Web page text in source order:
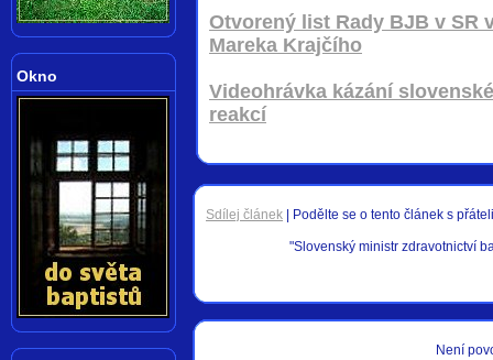
Okno
Otvorený list Rady BJB v SR
Mareka Krajčího
Videohrávka kázání
reakcí
Sdílej článek Podělte se o tento článek s
"Slovenský ministr zdravotnictví
Není